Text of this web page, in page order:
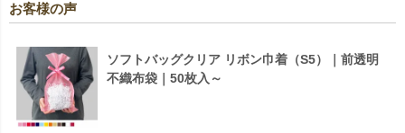
お客様の声
ソフトバッグクリア リボン巾着（S5）｜前透明
不織布袋｜50枚入～